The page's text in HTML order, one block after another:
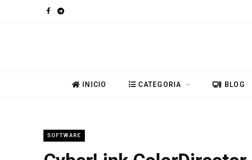
F
o
T
a
INICIO CATEGORIA BLOG
SOFTWARE